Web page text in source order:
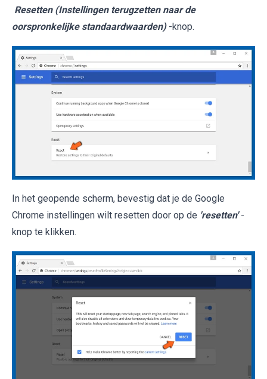
Resetten (Instellingen terugzetten naar de
oorspronkelijke standaardwaarden) -knop.
In het geopende scherm, bevestig dat je de Google
Chrome instellingen wilt resetten door op de 'resetten' -
knop te klikken.